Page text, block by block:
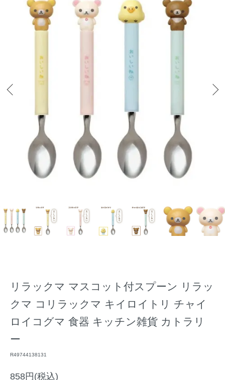
リラックマ マスコット付スプーン リラッ
クマ コリラックマ キイロイトリ チャイ
ロイコグマ 食器 キッチン雑貨 カトラリ
ー
R49744138131
858円(税込)